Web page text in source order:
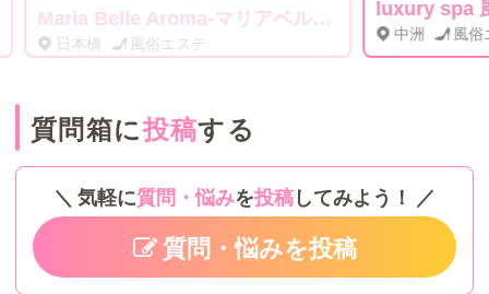
Maria Belle Aroma-マリアベルアロマ- luxury spa 風雅
中洲
静岡
質問箱に投稿する
気軽に質問・悩みを投稿 してみよう！
質問・悩みを投稿